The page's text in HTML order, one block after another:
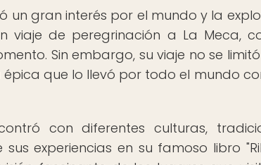
gran interés por el mundo y la
viaje de peregrinación a La Meca,
Sin embargo, su viaje no se
épica que lo llevó por todo el mundo
con diferentes culturas,
experiencias en su famoso libro